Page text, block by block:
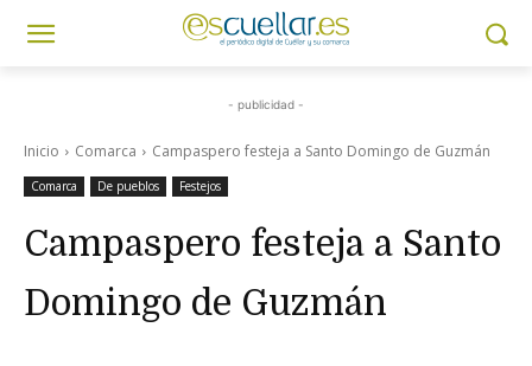
- publicidad -
Inicio Comarca Campaspero festeja a Santo Domingo de Guzmán
Comarca De pueblos Festejos
Campaspero festeja a Santo
Domingo de Guzmán